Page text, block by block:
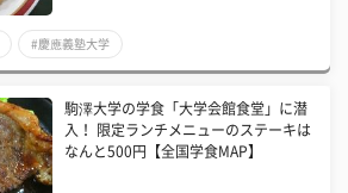
#慶應義塾大学
駒澤大学の学食「大学会館食堂」に潜
入！ 限定ランチメニューのステーキは
なんと500円【全国学食MAP】